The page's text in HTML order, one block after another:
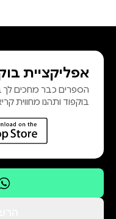
אפליקציית
הספרים כבר מחכים לך
בוקפוד ותהנו מחווית